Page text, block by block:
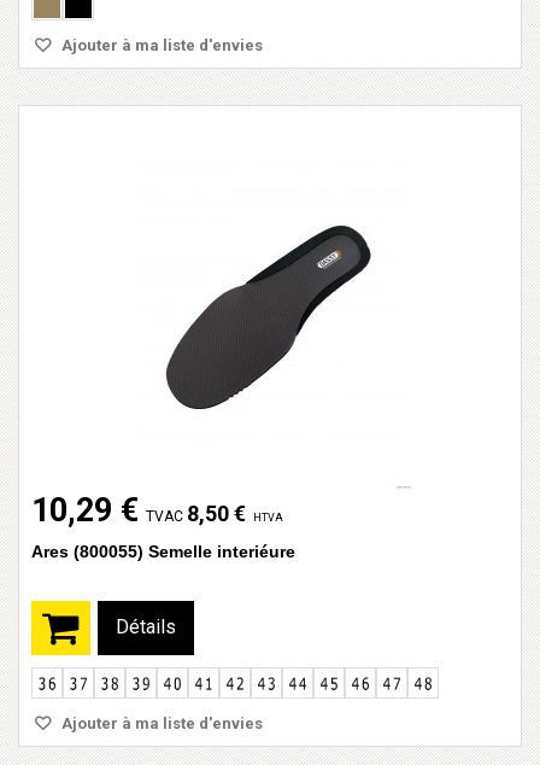
Ajouter à ma liste d'envies
10,29 € TVAC 8,50 € HTVA
Ares (800055) Semelle interiéure
Détails
Ajouter à ma liste d'envies